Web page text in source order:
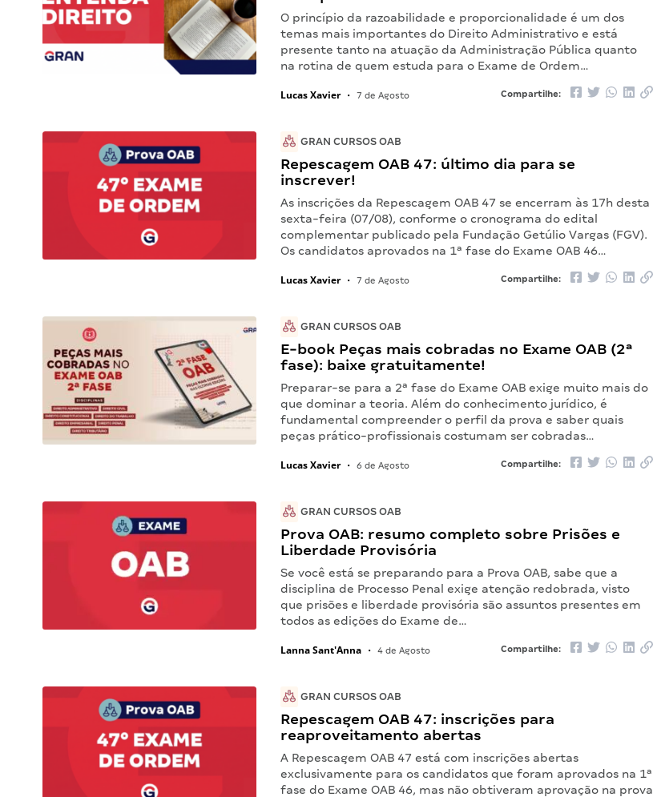
O princípio da razoabilidade e proporcionalidade é um dos
temas mais importantes do Direito Administrativo e está
presente tanto na atuação da Administração Pública quanto
na rotina de quem estuda para o Exame de Ordem…
Lucas Xavier • 7 de Agosto Compartilhe:
GRAN CURSOS OAB
Repescagem OAB 47: último dia para se
inscrever!
As inscrições da Repescagem OAB 47 se encerram às 17h desta
sexta-feira (07/08), conforme o cronograma do edital
complementar publicado pela Fundação Getúlio Vargas (FGV).
Os candidatos aprovados na 1ª fase do Exame OAB 46…
Lucas Xavier • 7 de Agosto Compartilhe:
GRAN CURSOS OAB
E-book Peças mais cobradas no Exame OAB (2ª
fase): baixe gratuitamente!
Preparar-se para a 2ª fase do Exame OAB exige muito mais do
que dominar a teoria. Além do conhecimento jurídico, é
fundamental compreender o perfil da prova e saber quais
peças prático-profissionais costumam ser cobradas…
Lucas Xavier • 6 de Agosto Compartilhe:
GRAN CURSOS OAB
Prova OAB: resumo completo sobre Prisões e
Liberdade Provisória
Se você está se preparando para a Prova OAB, sabe que a
disciplina de Processo Penal exige atenção redobrada, visto
que prisões e liberdade provisória são assuntos presentes em
todos as edições do Exame de…
Lanna Sant'Anna • 4 de Agosto Compartilhe:
GRAN CURSOS OAB
Repescagem OAB 47: inscrições para
reaproveitamento abertas
A Repescagem OAB 47 está com inscrições abertas
exclusivamente para os candidatos que foram aprovados na 1ª
fase do Exame OAB 46, mas não obtiveram aprovação na prova